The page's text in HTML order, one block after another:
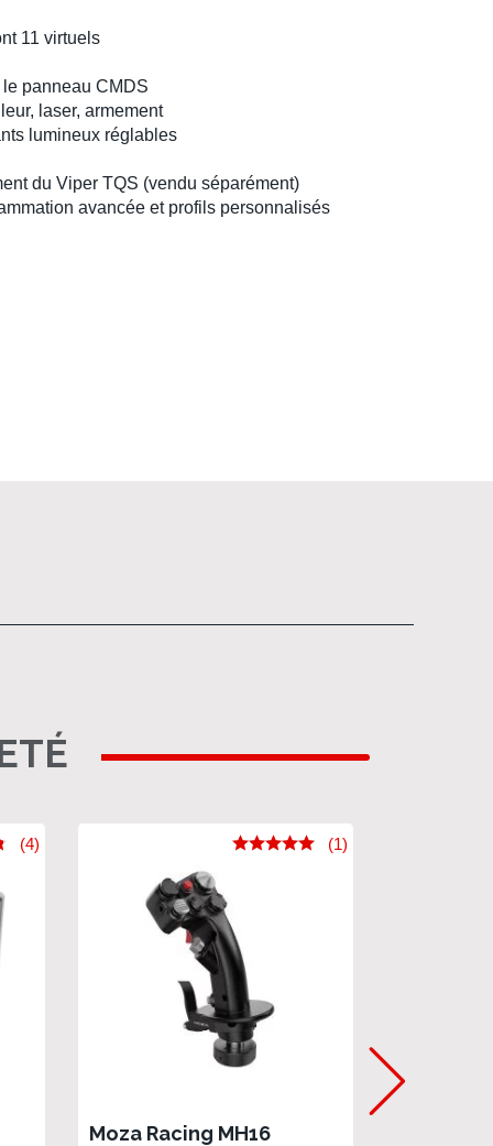
11 virtuels
panneau CMDS
laser, armement
lumineux réglables
du Viper TQS (vendu séparément)
avancée et profils personnalisés
(4)
Moza Racing MH16
(1)